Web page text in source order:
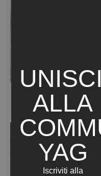
LATI POSITIVI
CHE NON FUMO. BASTA.
ALLA
YAG
Iscriviti alla